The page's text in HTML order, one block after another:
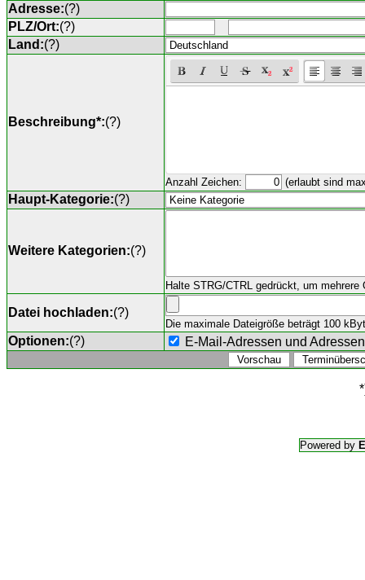
Adresse:(?)
PLZ/Ort:(?)
Land:(?)
Beschreibung*:(?)
Anzahl Zeichen: (erlaubt sind
Haupt-Kategorie:(?)
Weitere Kategorien:(?)
Halte STRG/CTRL gedrückt, um mehrere
Datei hochladen:(?)
Die maximale Dateigröße beträgt 100
Optionen:(?) E-Mail-Adressen und
Powered by